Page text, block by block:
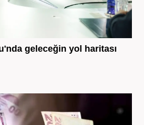
geleceğin yol haritası